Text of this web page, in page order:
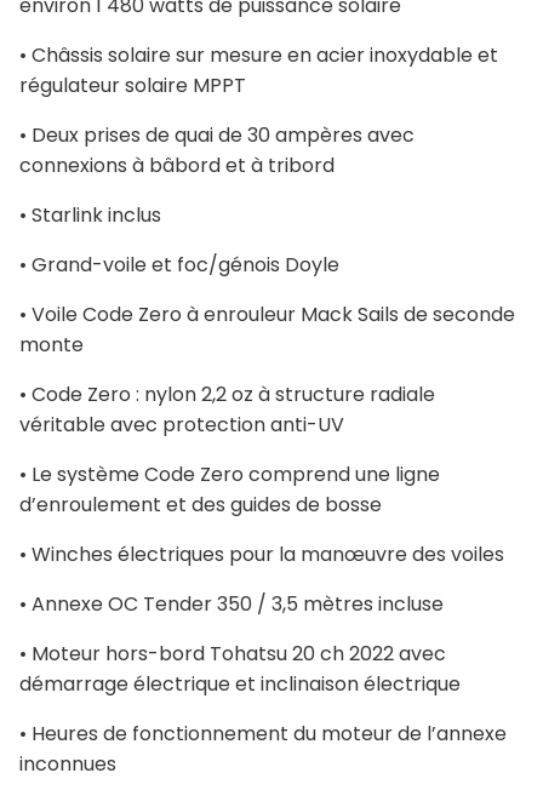
• Châssis solaire sur mesure en acier inoxydable et
régulateur solaire MPPT
• Deux prises de quai de 30 ampères avec
connexions à bâbord et à tribord
• Starlink inclus
• Grand-voile et foc/génois Doyle
• Voile Code Zero à enrouleur Mack Sails de seconde
monte
• Code Zero : nylon 2,2 oz à structure radiale
véritable avec protection anti-UV
• Le système Code Zero comprend une ligne
d’enroulement et des guides de bosse
• Winches électriques pour la manœuvre des voiles
• Annexe OC Tender 350 / 3,5 mètres incluse
• Moteur hors-bord Tohatsu 20 ch 2022 avec
démarrage électrique et inclinaison électrique
• Heures de fonctionnement du moteur de l’annexe
inconnues